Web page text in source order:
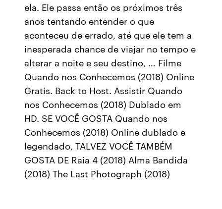
ela. Ele passa então os próximos três
anos tentando entender o que
aconteceu de errado, até que ele tem a
inesperada chance de viajar no tempo e
alterar a noite e seu destino, … Filme
Quando nos Conhecemos (2018) Online
Gratis. Back to Host. Assistir Quando
nos Conhecemos (2018) Dublado em
HD. SE VOCÊ GOSTA Quando nos
Conhecemos (2018) Online dublado e
legendado, TALVEZ VOCÊ TAMBÉM
GOSTA DE Raia 4 (2018) Alma Bandida
(2018) The Last Photograph (2018)